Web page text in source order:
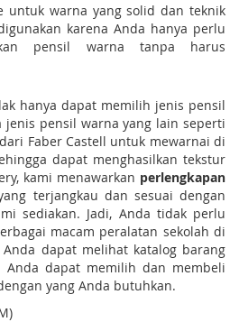
untuk warna yang solid dan teknik
karena Anda hanya perlu
pensil warna tanpa harus
hanya dapat memilih jenis pensil
jenis pensil warna yang lain seperti
Faber Castell untuk mewarnai di
dapat menghasilkan tekstur
kami menawarkan perlengkapan
terjangkau dan sesuai dengan
sediakan. Jadi, Anda tidak perlu
macam peralatan sekolah di
dapat melihat katalog barang
Anda dapat memilih dan membeli
yang Anda butuhkan.